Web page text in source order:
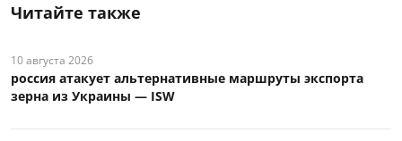
Читайте также
10 августа 2026
россия атакует альтернативные маршруты экспорта
зерна из Украины — ISW